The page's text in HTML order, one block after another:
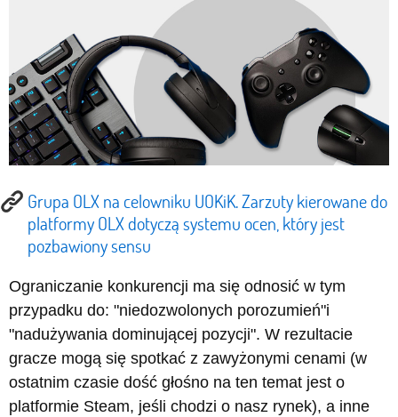
Grupa OLX na celowniku UOKiK. Zarzuty kierowane do
platformy OLX dotyczą systemu ocen, który jest
pozbawiony sensu
Ograniczanie konkurencji ma się odnosić w tym
przypadku do: "niedozwolonych porozumień"i
"nadużywania dominującej pozycji". W rezultacie
gracze mogą się spotkać z zawyżonymi cenami (w
ostatnim czasie dość głośno na ten temat jest o
platformie Steam, jeśli chodzi o nasz rynek), a inne